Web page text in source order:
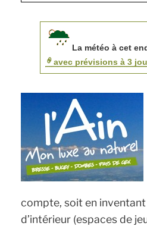
La météo à cet
avec prévisions à 3
compte, soit en
d’intérieur (espaces de